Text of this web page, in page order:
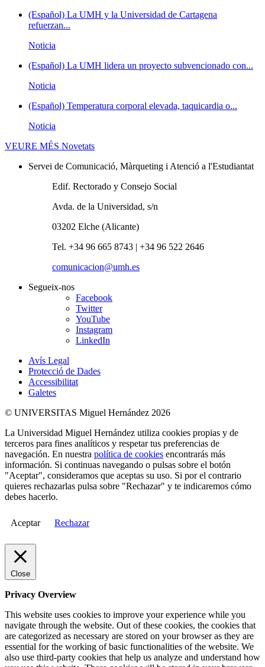
(Español) La UMH y la Universidad de Cartagena
refuerzan...
Noticia
(Español) La UMH lidera un proyecto subvencionado con...
Noticia
(Español) Temperatura corporal elevada, taquicardia o...
Noticia
VEURE MÉS Novetats
Servei de Comunicació, Màrqueting i Atenció a l'Estudiantat
Edif. Rectorado y Consejo Social
Avda. de la Universidad, s/n
03202 Elche (Alicante)
Tel. +34 96 665 8743 | +34 96 522 2646
comunicacion@umh.es
Segueix-nos
Facebook
Twitter
YouTube
Instagram
LinkedIn
Avís Legal
Protecció de Dades
Accessibilitat
Galetes
© UNIVERSITAS Miguel Hernández 2026
La Universidad Miguel Hernández utiliza cookies propias y de
terceros para fines analíticos y respetar tus preferencias de
navegación. En nuestra política de cookies encontrarás más
información. Si continuas navegando o pulsas sobre el botón
"Aceptar", consideramos que aceptas su uso. Si por el contrario
quieres rechazarlas pulsa sobre "Rechazar" y te indicaremos cómo
debes hacerlo.
Aceptar Rechazar
Close
Privacy Overview
This website uses cookies to improve your experience while you
navigate through the website. Out of these cookies, the cookies that
are categorized as necessary are stored on your browser as they are
essential for the working of basic functionalities of the website. We
also use third-party cookies that help us analyze and understand how